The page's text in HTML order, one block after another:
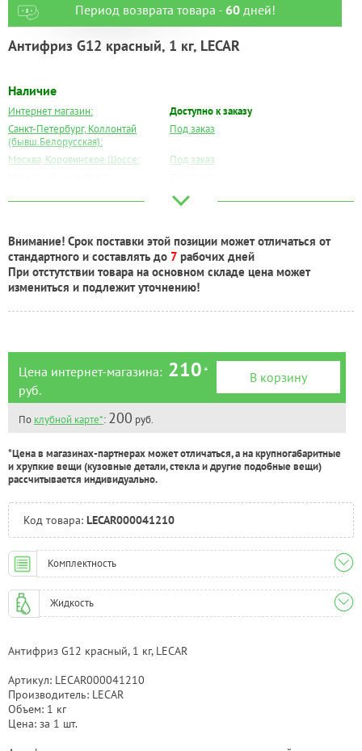
Период возврата товара - 60дней!
Антифриз G12 красный, 1 кг, LECAR
Наличие
Интернет магазин:
Доступно к заказу
Санкт-Петербург, Коллонтай
(бывш.Белорусская):
Под заказ
Москва, Коровинское Шоссе:
Под заказ
Под заказ
Самара:
Под заказ
Тверь:
Под заказ
Тюмень:
Под заказ
Внимание! Срок поставки этой позиции может отличаться от
стандартного и составлять до 7 рабочих дней
При отстутствии товара на основном складе цена может
измениться и подлежит уточнению!
Цена интернет-магазина: 210*
руб.
В корзину
По клубной карте*: 200 руб.
*Цена в магазинах-партнерах может отличаться, а на крупногабаритные
и хрупкие вещи (кузовные детали, стекла и другие подобные вещи)
рассчитывается индивидуально.
Код товара: LECAR000041210
Комплектность
Жидкость
Антифриз G12 красный, 1 кг, LECAR
Артикул: LECAR000041210
Производитель: LECAR
Объем: 1 кг
Цена: за 1 шт.